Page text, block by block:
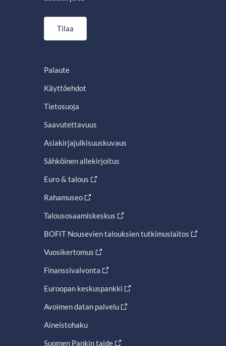
Tilaa
Palaute
Käyttöehdot
Tietosuoja
Saavutettavuus
Asiakirjajulkisuuskuvaus
Sähköinen allekirjoitus
Euro & talous
Rahamuseo
Talousosaamiskeskus
BOFIT Nousevien talouksien tutkimuslaitos
Vuosikertomus
Finanssivalvonta
Euroopan keskuspankki
Avoimen datan palvelu
Aineistohaku
Suomen Pankin taide